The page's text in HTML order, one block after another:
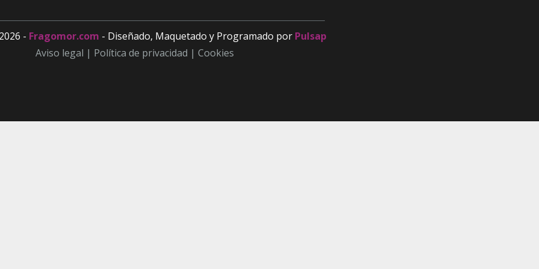
- Fragomor.com - Diseñado, Maquetado y Programado por Pulsap
Aviso legal | Política de privacidad | Cookies